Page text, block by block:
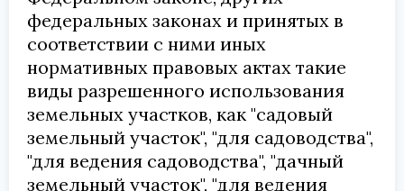
федеральных законах и принятых в
соответствии с ними иных
нормативных правовых актах такие
виды разрешенного использования
земельных участков, как "садовый
земельный участок", "для садоводства",
"для ведения садоводства", "дачный
земельный участок", "для ведения